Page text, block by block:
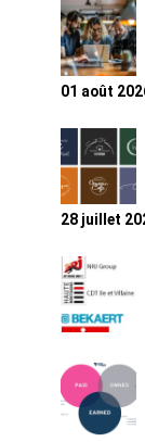
01 août
28 juillet